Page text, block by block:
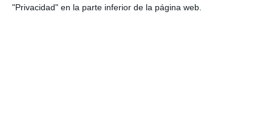
"Privacidad" en la parte inferior de la página web.